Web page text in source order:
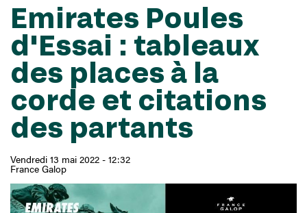
Emirates Poules
d'Essai : tableaux
des places à la
corde et citations
des partants
Vendredi 13 mai 2022 - 12:32
France Galop